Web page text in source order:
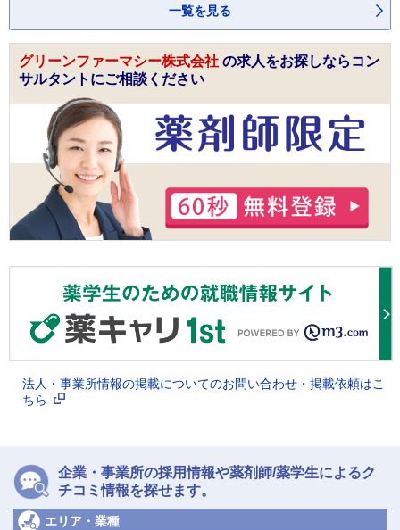
一覧を見る
グリーンファーマシー株式会社 の求人をお探しならコン
サルタントにご相談ください
法人・事業所情報の掲載についてのお問い合わせ・掲載依頼はこ
ちら
企業・事業所の採用情報や薬剤師/薬学生によるク
チコミ情報を探せます。
エリア・業種